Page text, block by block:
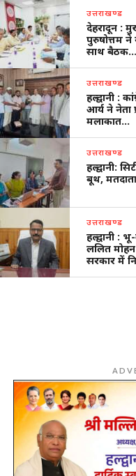
उत्तराखण्ड
देहरादून :
पुरुषोत्तम ने
साथ बैठक…
उत्तराखण्ड
हल्द्वानी :
आर्य ने नेता
मलाकात…
उत्तराखण्ड
हल्द्वानी:
बूथ,
उत्तराखण्ड
हल्द्वानी :
ललित मोहन
सरकार में